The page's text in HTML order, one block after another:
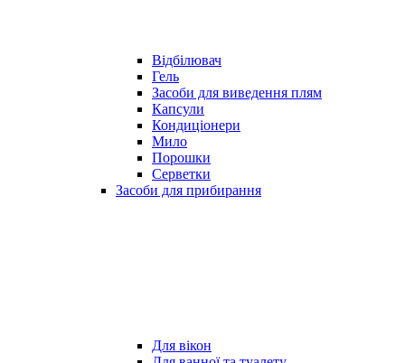
Відбілювач
Гель
Засоби для виведення плям
Капсули
Кондиціонери
Мило
Порошки
Серветки
Засоби для прибирання
Для вікон